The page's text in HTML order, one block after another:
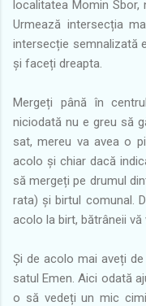
localitatea Momin Sbor,
Urmează intersecția
intersecție semnalizată
și faceți dreapta.
Mergeți până în
niciodată nu e greu să
sat, mereu va avea o
acolo și chiar dacă
să mergeți pe drumul
rata) și birtul comunal.
acolo la birt, bătrâneii vă
Și de acolo mai aveți
satul Emen. Aici odată
o să vedeți un mic